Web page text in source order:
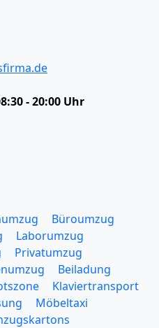
- 20:00 Uhr
Büroumzug
Laborumzug
Privatumzug
Beiladung
Klaviertransport
Möbeltaxi